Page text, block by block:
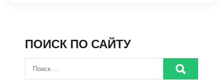
ПОИСК ПО САЙТУ